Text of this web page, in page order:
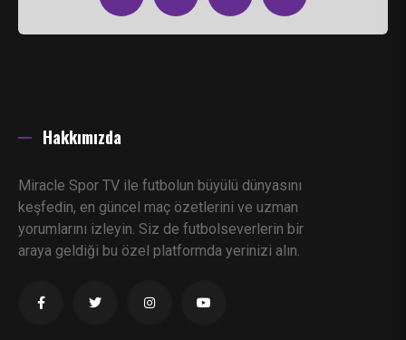
Hakkımızda
Miracle Spor TV ile futbolun büyülü dünyasını
keşfedin, en güncel maç özetlerini ve uzman
yorumlarını izleyin. Siz de futbolseverlerin bir
araya geldiği bu özel platformda yerinizi alın.